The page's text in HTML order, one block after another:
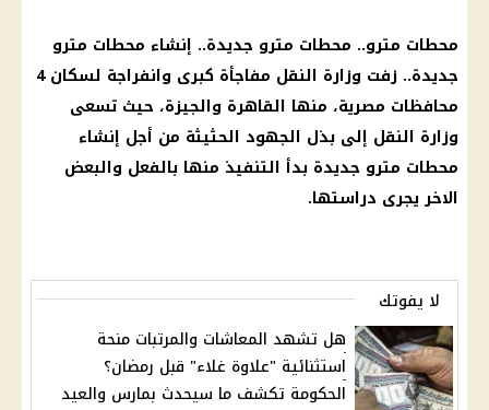
محطات مترو.. محطات مترو جديدة.. إنشاء محطات مترو
جديدة.. زفت وزارة النقل مفاجأة كبرى وانفراجة لسكان 4
محافظات مصرية، منها القاهرة والجيزة، حيث تسعى
وزارة النقل إلى بذل الجهود الحثيثة من أجل إنشاء
محطات مترو جديدة بدأ التنفيذ منها بالفعل والبعض
الاخر يجرى دراستها.
لا يفوتك
هل تشهد المعاشات والمرتبات منحة
استثنائية "علاوة غلاء" قبل رمضان؟
الحكومة تكشف ما سيحدث بمارس والعيد